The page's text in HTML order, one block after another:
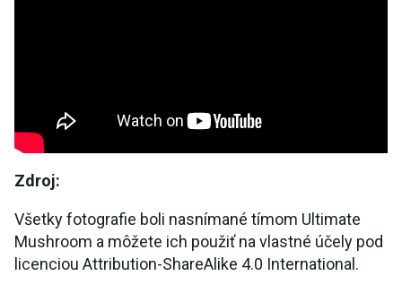
Zdroj:
Všetky fotografie boli nasnímané tímom Ultimate
Mushroom a môžete ich použiť na vlastné účely pod
licenciou Attribution-ShareAlike 4.0 International.